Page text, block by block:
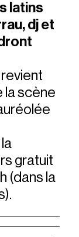
latins
dj et
la scène
gratuit
(dans la